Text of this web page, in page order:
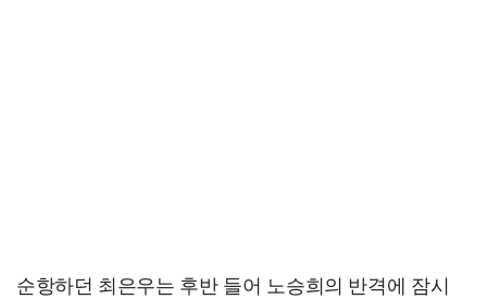
순항하던 최은우는 후반 들어 노승희의 반격에 잠시